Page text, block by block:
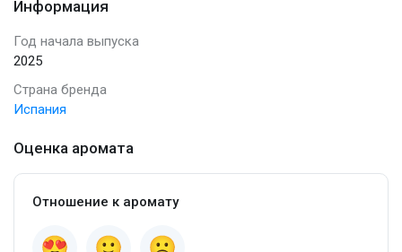
Информация
Год начала выпуска
2025
Страна бренда
Испания
Оценка аромата
Отношение к аромату